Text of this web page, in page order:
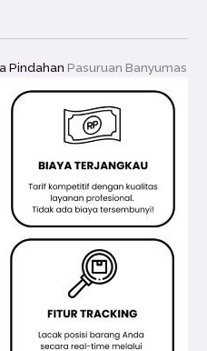
Pindahan Pasuruan Banyumas